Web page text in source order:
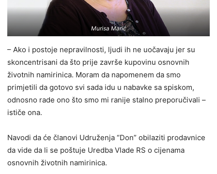
Murisa Marić
– Ako i postoje nepravilnosti, ljudi ih ne uočavaju jer su
skoncentrisani da što prije završe kupovinu osnovnih
životnih namirinica. Moram da napomenem da smo
primjetili da gotovo svi sada idu u nabavke sa spiskom,
odnosno rade ono što smo mi ranije stalno preporučivali –
ističe ona.
Navodi da će članovi Udruženja “Don” obilaziti prodavnice
da vide da li se poštuje Uredba Vlade RS o cijenama
osnovnih životnih namirinica.